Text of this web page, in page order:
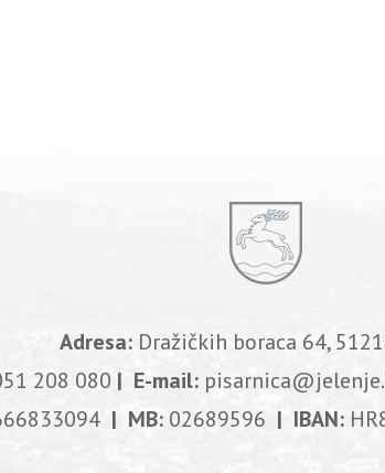
Adresa: Dražičkih boraca 64,
208 080 | E-mail:
| MB: 02689596 | IBAN: